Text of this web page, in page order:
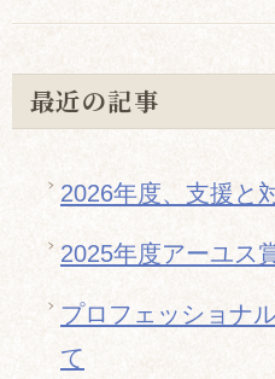
最近の記事
2026年度、支援と
2025年度アーユス
プロフェッショナ
て